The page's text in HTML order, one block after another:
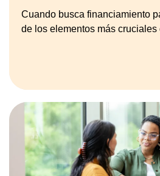
Cuando busca financiamiento
de los elementos más